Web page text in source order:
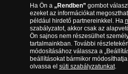
Adatkezelés
Ha Ön a „Rendben”gombot
ezeket az információkat
például hirdető partnereinkkel. Ha
szabályzatot, akkor csak az
Ön sajnos nem részesülhet
tartalmainkban. További
módosításához válassza a
beállításokat bármikor
olvassa el süti szabályzatunkat.